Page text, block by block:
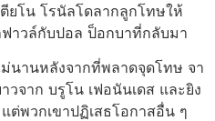
ยโน โรนัลโดลากลูกโทษให้
าวล์กับปอล ป็อกบาที่กลับมา
นานหลังจากที่พลาดจุดโทษ จา
จาก บรูโน เฟอนันเดส และยิง
ต่พวกเขาปฏิเสธโอกาสอื่น ๆ